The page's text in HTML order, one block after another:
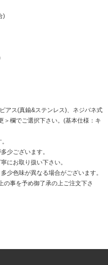
)
アス(真鍮&ステンレス)、ネジバネ式
＞欄でご選択下さい。(基本仕様：キ
少ございます。
にお取り扱い下さい。
少色味が異なる場合がございます。
事を予め御了承の上ご注文下さ